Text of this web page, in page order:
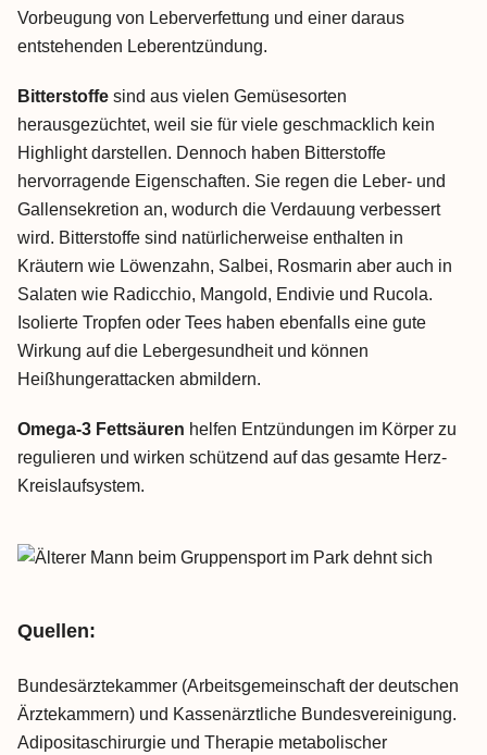
Vorbeugung von Leberverfettung und einer daraus
entstehenden Leberentzündung.
Bitterstoffe sind aus vielen Gemüsesorten
herausgezüchtet, weil sie für viele geschmacklich kein
Highlight darstellen. Dennoch haben Bitterstoffe
hervorragende Eigenschaften. Sie regen die Leber- und
Gallensekretion an, wodurch die Verdauung verbessert
wird. Bitterstoffe sind natürlicherweise enthalten in
Kräutern wie Löwenzahn, Salbei, Rosmarin aber auch in
Salaten wie Radicchio, Mangold, Endivie und Rucola.
Isolierte Tropfen oder Tees haben ebenfalls eine gute
Wirkung auf die Lebergesundheit und können
Heißhungerattacken abmildern.
Omega-3 Fettsäuren helfen Entzündungen im Körper zu
regulieren und wirken schützend auf das gesamte Herz-
Kreislaufsystem.
Quellen:
Bundesärztekammer (Arbeitsgemeinschaft der deutschen
Ärztekammern) und Kassenärztliche Bundesvereinigung.
Adipositaschirurgie und Therapie metabolischer